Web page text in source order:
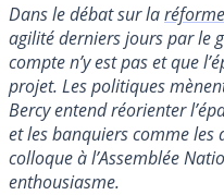
Dans le débat sur la
agilité derniers jours par le
compte n’y est pas et que
projet. Les politiques
Bercy entend réorienter
et les banquiers comme les
colloque à l’Assemblée
enthousiasme.